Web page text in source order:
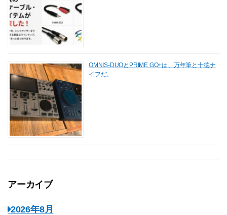
OMNIS-DUOとPRIME GO+は、万年筆と十徳ナ
イフだ。
アーカイブ
2026年8月